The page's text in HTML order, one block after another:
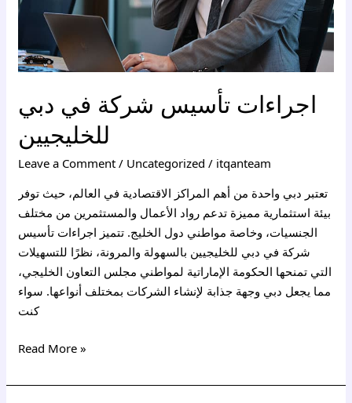
اجراءات تأسيس شركة في دبي
للخليجيين
Leave a Comment / Uncategorized / itqanteam
تعتبر دبي واحدة من أهم المراكز الاقتصادية في العالم، حيث توفر
بيئة استثمارية مميزة تدعم رواد الأعمال والمستثمرين من مختلف
الجنسيات، وخاصة مواطني دول الخليج. تتميز اجراءات تأسيس
شركة في دبي للخليجيين بالسهولة والمرونة، نظرًا للتسهيلات
التي تمنحها الحكومة الإماراتية لمواطني مجلس التعاون الخليجي،
مما يجعل دبي وجهة جذابة لإنشاء الشركات بمختلف أنواعها. سواء
كنت
Read More »